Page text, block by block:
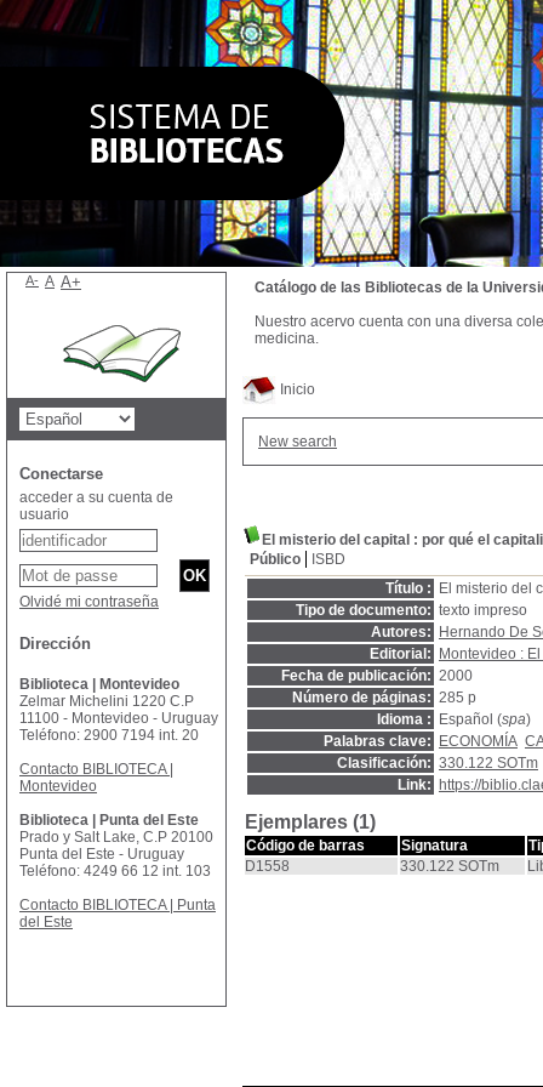
Inicio
New search
El misterio del capital : por qué el
Público
ISBD
Título :
El misterio del
Tipo de documento: texto impreso
Autores:
Hernando De
Editorial:
Montevideo :
Fecha de publicación: 2000
Número de páginas: 285 p
Idioma :
Español (spa)
Palabras clave:
ECONOMÍA
Clasificación: 330.122 SOTm
Link:
https://
Ejemplares (1)
Código de barras Signatura
D1558
330.122 SOTm
Catálogo de las Bibliotecas de la
Nuestro acervo cuenta con una diversa
medicina.
A- A A+
Conectarse
acceder a su cuenta de
usuario
Olvidé mi contraseña
Dirección
Biblioteca | Montevideo
Zelmar Michelini 1220 C.P
11100 - Montevideo - Uruguay
Teléfono: 2900 7194 int. 20
Contacto BIBLIOTECA |
Montevideo
Biblioteca | Punta del Este
Prado y Salt Lake, C.P 20100
Punta del Este - Uruguay
Teléfono: 4249 66 12 int. 103
Contacto BIBLIOTECA | Punta
del Este